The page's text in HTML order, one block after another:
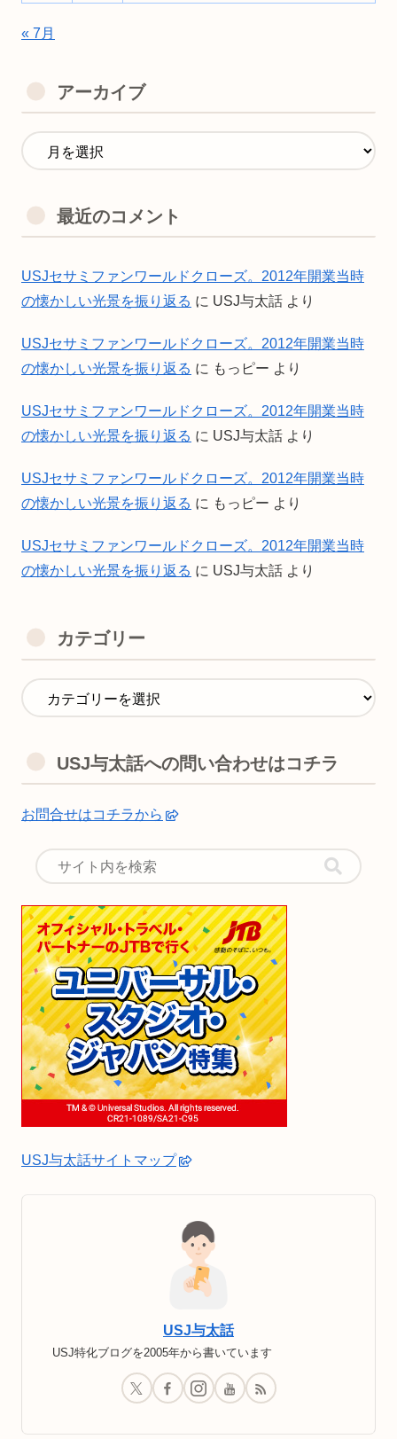
« 7月
アーカイブ
最近のコメント
USJセサミファンワールドクローズ。2012年開業当時
の懐かしい光景を振り返る に USJ与太話 より
USJセサミファンワールドクローズ。2012年開業当時
の懐かしい光景を振り返る に もっピー より
USJセサミファンワールドクローズ。2012年開業当時
の懐かしい光景を振り返る に USJ与太話 より
USJセサミファンワールドクローズ。2012年開業当時
の懐かしい光景を振り返る に もっピー より
USJセサミファンワールドクローズ。2012年開業当時
の懐かしい光景を振り返る に USJ与太話 より
カテゴリー
USJ与太話への問い合わせはコチラ
お問合せはコチラから
USJ与太話サイトマップ
USJ与太話
USJ特化ブログを2005年から書いています